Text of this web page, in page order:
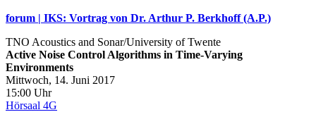
forum | IKS: Vortrag von Dr. Arthur P. Berkhoff (A.P.)
TNO Acoustics and Sonar/University of Twente
Active Noise Control Algorithms in Time‐Varying
Environments
Mittwoch, 14. Juni 2017
15:00 Uhr
Hörsaal 4G